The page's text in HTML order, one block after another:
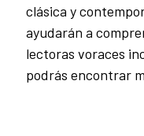
clásica y
ayudarán a
lectoras voraces
podrás encontrar